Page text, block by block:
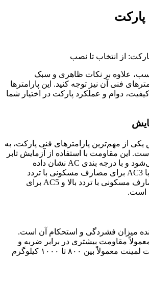
پارکت
علاوه بر نکات ظاهری و سبک
فنی آن نیز توجه کنید. این پارامترها
دوام و عملکرد پارکت در اختیار شما
از مهم‌ترین پارامترهای فنی پارکت، به
این مقاومت با استفاده از آزمایش تابر
(Taber Test) سنجیده می‌شود و با درجه بندی AC نشان داده
می‌شود. پارکت لمینت با AC3 برای مصارف مسکونی با تردد
متوسط، AC4 برای مصارف مسکونی با تردد بالا و AC5 برای
است.
میزان فشردگی و استحکام آن است.
معمولاً مقاومت بیشتری در برابر ضربه و
فشار دارد. چگالی پارکت لمینت معمولاً بین ۸۰۰ تا ۱۰۰۰ کیلوگرم